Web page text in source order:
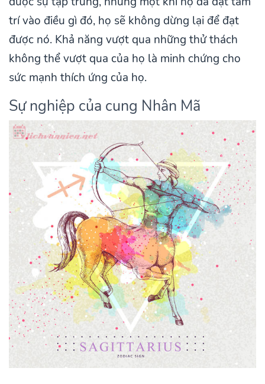
trí vào điều gì đó, họ sẽ không dừng lại để đạt
được nó. Khả năng vượt qua những thử thách
không thể vượt qua của họ là minh chứng cho
sức mạnh thích ứng của họ.
Sự nghiệp của cung Nhân Mã